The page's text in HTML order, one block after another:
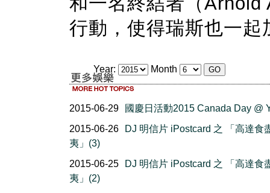
行動，使得瑞斯也一
Year: Month
2015-06-29
國慶日活動2015 Canada Day @
2015-06-26
DJ 明信片 iPostcard 之 「高達食
夷」(3)
2015-06-25
DJ 明信片 iPostcard 之 「高達食
夷」(2)